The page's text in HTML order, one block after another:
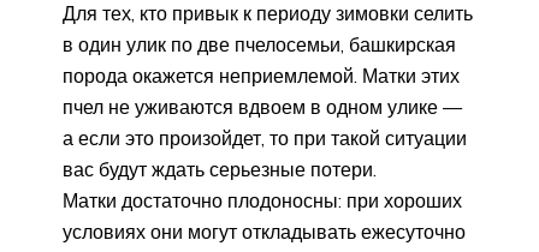
Для тех, кто привык к периоду зимовки селить
в один улик по две пчелосемьи, башкирская
порода окажется неприемлемой. Матки этих
пчел не уживаются вдвоем в одном улике —
а если это произойдет, то при такой ситуации
вас будут ждать серьезные потери.
Матки достаточно плодоносны: при хороших
условиях они могут откладывать ежесуточно